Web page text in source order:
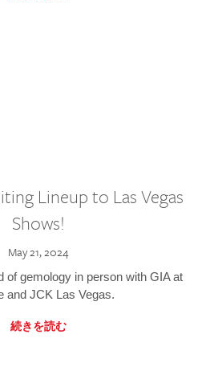
Lineup to Las Vegas
Shows!
May 21, 2024
of gemology in person with GIA at
and JCK Las Vegas.
続きを読む